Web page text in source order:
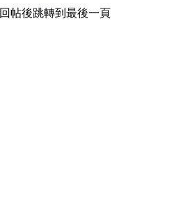
回帖後跳轉到最後一頁